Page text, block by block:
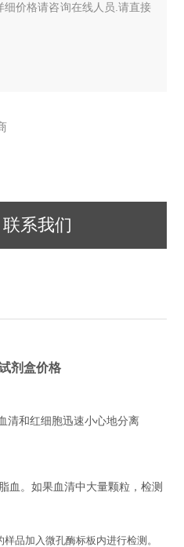
价格请咨询在线人员.请直接
联系我们
剂盒价格
和红细胞迅速小心地分离
。如果血清中大量颗粒，检测
品加入微孔酶标板内进行检测。